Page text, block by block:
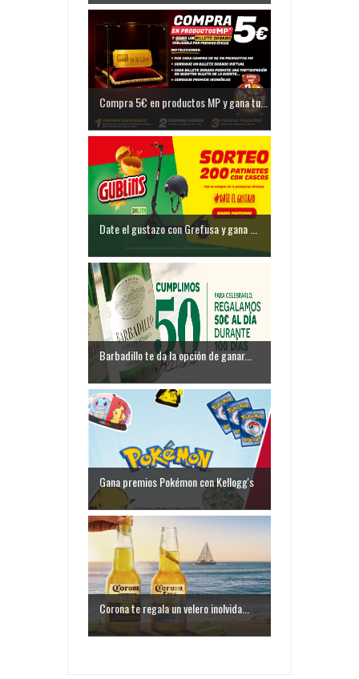
Compra 5€ en productos MP y gana tu...
Date el gustazo con Grefusa y gana ...
Barbadillo te da la opción de ganar...
Gana premios Pokémon con Kellogg's
Corona te regala un velero inolvida...